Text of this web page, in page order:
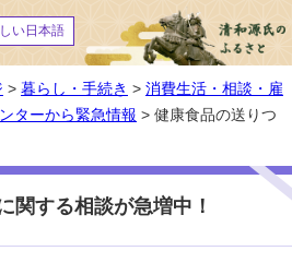
い日本語
> 暮らし・手続き > 消費生活・相談・雇
ターから緊急情報 > 健康食品の送りつ
関する相談が急増中！